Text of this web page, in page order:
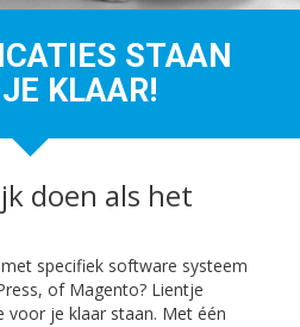
STAAN
KLAAR!
doen als het
specifiek software systeem
of Magento? Lientje
je klaar staan. Met één